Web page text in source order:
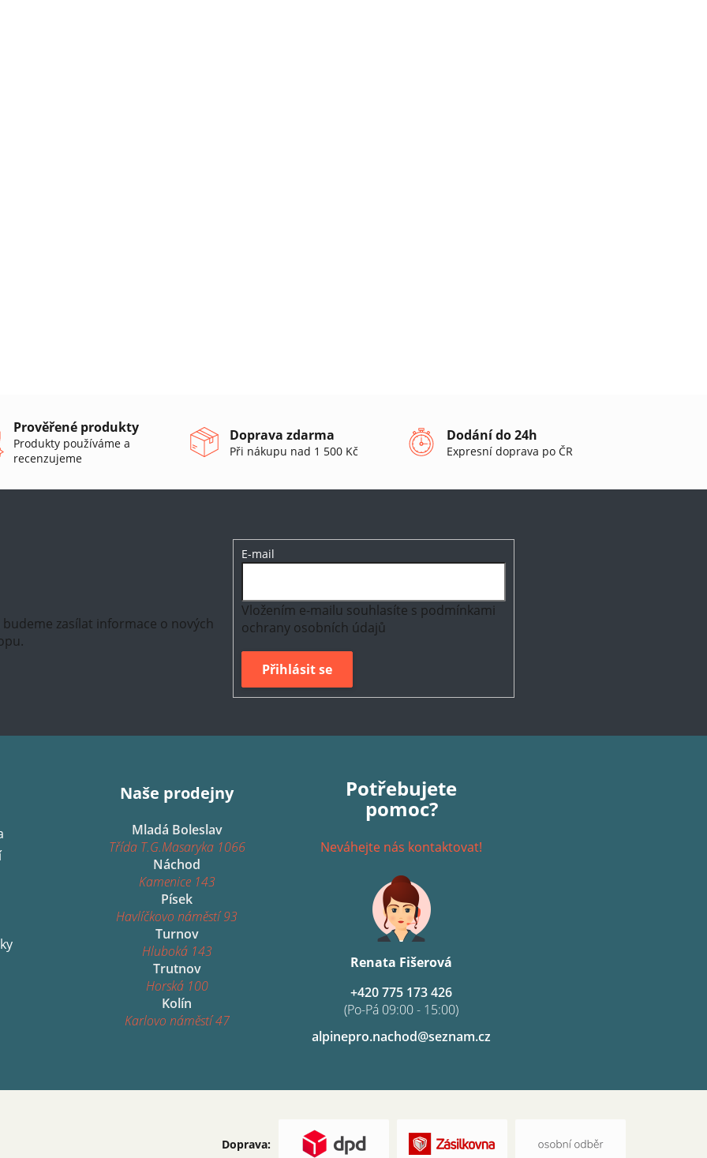
Prověřené produkty
Produkty používáme a
recenzujeme
Doprava zdarma
Při nákupu nad 1 500 Kč
Dodání do 24h
Expresní doprava po ČR
zasílat informace o nových
E-mail
Vložením e-mailu souhlasíte s podmínkami
ochrany osobních údajů
Přihlásit se
Naše prodejny
Mladá Boleslav
Třída T.G.Masaryka 1066
Náchod
Kamenice 143
Písek
Havlíčkovo náměstí 93
Turnov
Hluboká 143
Trutnov
Horská 100
Kolín
Karlovo náměstí 47
Potřebujete
pomoc?
Neváhejte nás kontaktovat!
Renata Fišerová
alpinepro.nachod@seznam.cz
+420 775 173 426
(Po-Pá 09:00 - 15:00)
Doprava: